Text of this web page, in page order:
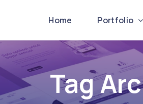
Home Portfolio
Tag